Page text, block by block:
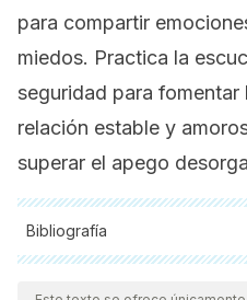
para compartir
miedos. Practica la
seguridad para fomentar
relación estable y
superar el apego
Bibliografía
Todas las fuentes citadas
nuestro equipo, para